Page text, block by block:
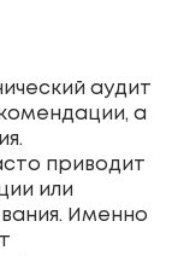
аудит
а
приводит
или
Именно